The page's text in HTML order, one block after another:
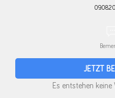
Es entstehen